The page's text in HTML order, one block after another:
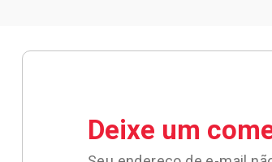
Deixe um